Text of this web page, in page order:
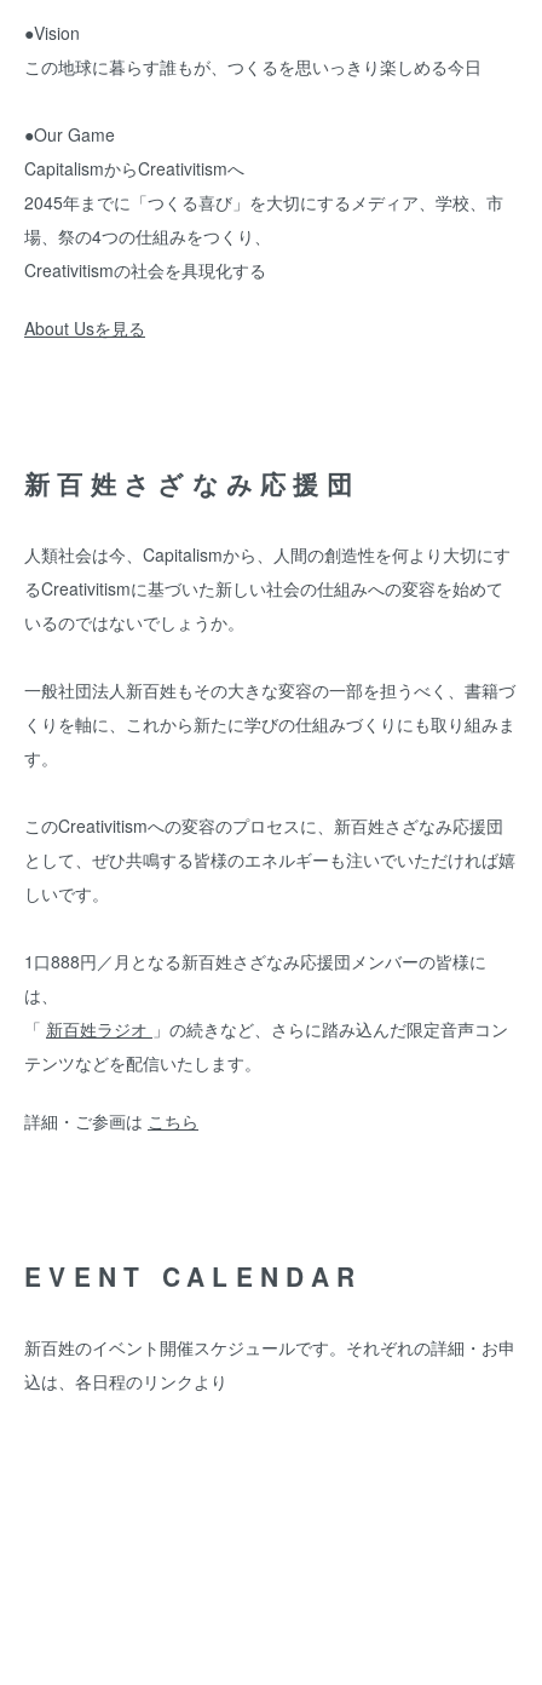
●Vision
この地球に暮らす誰もが、つくるを思いっきり楽しめる今日
●Our Game
CapitalismからCreativitismへ
2045年までに「つくる喜び」を大切にするメディア、学校、市
場、祭の4つの仕組みをつくり、
Creativitismの社会を具現化する
About Usを見る
新百姓さざなみ応援団
人類社会は今、Capitalismから、人間の創造性を何より大切にす
るCreativitismに基づいた新しい社会の仕組みへの変容を始めて
いるのではないでしょうか。
一般社団法人新百姓もその大きな変容の一部を担うべく、書籍づ
くりを軸に、これから新たに学びの仕組みづくりにも取り組みま
す。
このCreativitismへの変容のプロセスに、新百姓さざなみ応援団
として、ぜひ共鳴する皆様のエネルギーも注いでいただければ嬉
しいです。
1口888円／月となる新百姓さざなみ応援団メンバーの皆様に
は、
「 新百姓ラジオ 」の続きなど、さらに踏み込んだ限定音声コン
テンツなどを配信いたします。
詳細・ご参画は こちら
EVENT CALENDAR
新百姓のイベント開催スケジュールです。それぞれの詳細・お申
込は、各日程のリンクより